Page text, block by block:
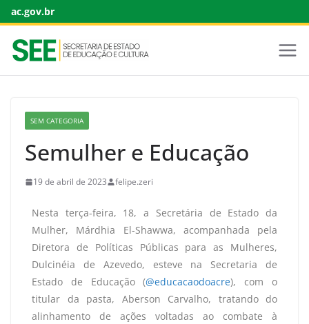
ac.gov.br
SEM CATEGORIA
Semulher e Educação
19 de abril de 2023 felipe.zeri
Nesta terça-feira, 18, a Secretária de Estado da
Mulher, Márdhia El-Shawwa, acompanhada pela
Diretora de Políticas Públicas para as Mulheres,
Dulcinéia de Azevedo, esteve na Secretaria de
Estado de Educação (@educacaodoacre), com o
titular da pasta, Aberson Carvalho, tratando do
alinhamento de ações voltadas ao combate à